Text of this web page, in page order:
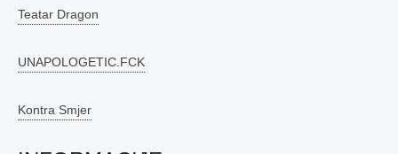
Teatar Dragon
UNAPOLOGETIC.FCK
Kontra Smjer